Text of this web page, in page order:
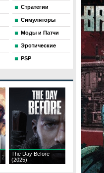
Стратегии
Симуляторы
Моды и Патчи
Эротические
PSP
The Day Before
(2025)